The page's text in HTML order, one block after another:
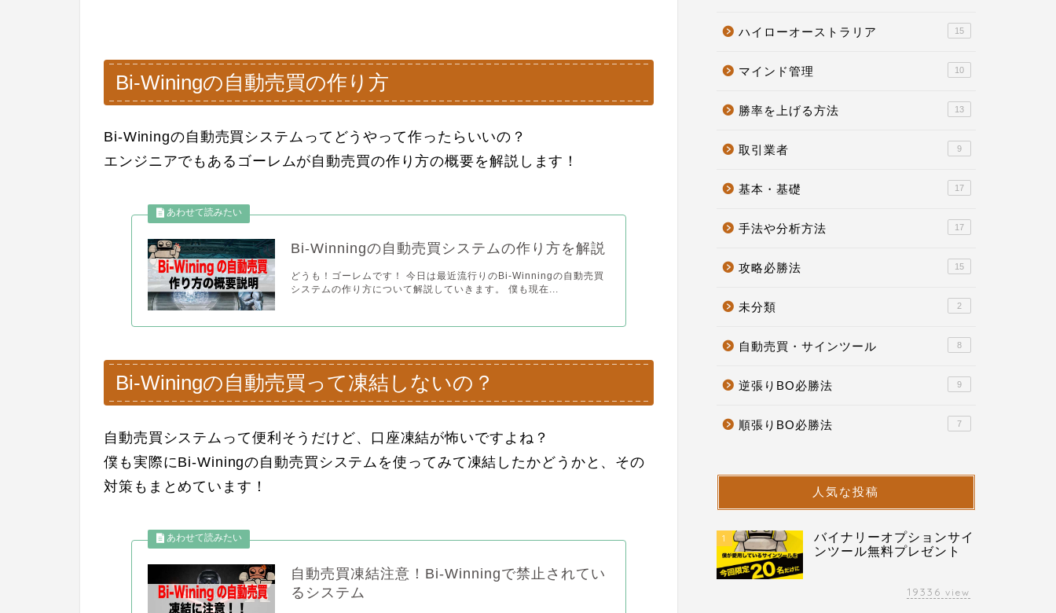
Bi-Winingの自動売買の作り方
Bi-Winingの自動売買システムってどうやって作ったらいいの？
エンジニアでもあるゴーレムが自動売買の作り方の概要を解説します！
Bi-Winningの自動売買システムの作り方を解説
どうも！ゴーレムです！ 今日は最近流行りのBi-Winningの自動売買
システムの作り方について解説していきます。 僕も現在...
Bi-Winingの自動売買って凍結しないの？
自動売買システムって便利そうだけど、口座凍結が怖いですよね？
僕も実際にBi-Winingの自動売買システムを使ってみて凍結したかどうかと、その
対策もまとめています！
自動売買凍結注意！Bi-Winningで禁止されてい
るシステム
ハイローオーストラリア 15
マインド管理 10
勝率を上げる方法 13
取引業者 9
基本・基礎 17
手法や分析方法 17
攻略必勝法 15
未分類 2
自動売買・サインツール 8
逆張りBO必勝法 9
順張りBO必勝法 7
人気な投稿
1
バイナリーオプションサイ
ンツール無料プレゼント
19336 view